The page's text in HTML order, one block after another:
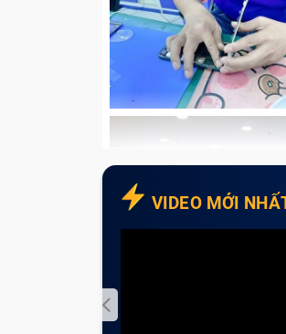
VIDEO MỚI